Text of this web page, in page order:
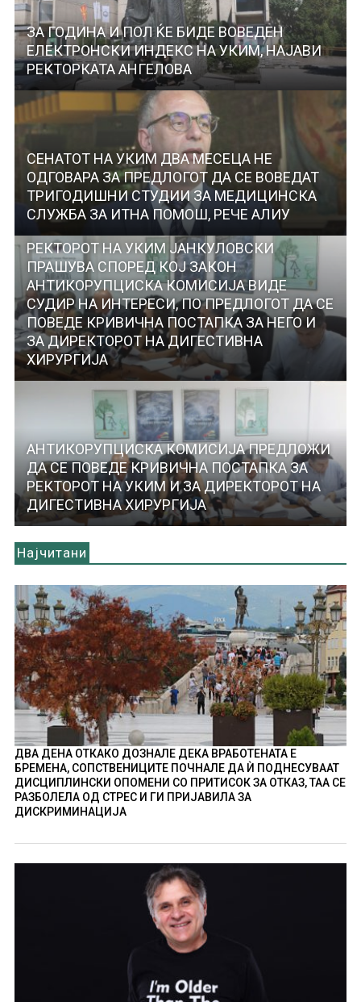
ЗА ГОДИНА И ПОЛ ЌЕ БИДЕ ВОВЕДЕН
ЕЛЕКТРОНСКИ ИНДЕКС НА УКИМ, НАЈАВИ
РЕКТОРКАТА АНГЕЛОВА
СЕНАТОТ НА УКИМ ДВА МЕСЕЦА НЕ
ОДГОВАРА ЗА ПРЕДЛОГОТ ДА СЕ ВОВЕДАТ
ТРИГОДИШНИ СТУДИИ ЗА МЕДИЦИНСКА
СЛУЖБА ЗА ИТНА ПОМОШ, РЕЧЕ АЛИУ
РЕКТОРОТ НА УКИМ ЈАНКУЛОВСКИ
ПРАШУВА СПОРЕД КОЈ ЗАКОН
АНТИКОРУПЦИСКА КОМИСИЈА ВИДЕ
СУДИР НА ИНТЕРЕСИ, ПО ПРЕДЛОГОТ ДА СЕ
ПОВЕДЕ КРИВИЧНА ПОСТАПКА ЗА НЕГО И
ЗА ДИРЕКТОРОТ НА ДИГЕСТИВНА
ХИРУРГИЈА
АНТИКОРУПЦИСКА КОМИСИЈА ПРЕДЛОЖИ
ДА СЕ ПОВЕДЕ КРИВИЧНА ПОСТАПКА ЗА
РЕКТОРОТ НА УКИМ И ЗА ДИРЕКТОРОТ НА
ДИГЕСТИВНА ХИРУРГИЈА
Најчитани
ДВА ДЕНА ОТКАКО ДОЗНАЛЕ ДЕКА ВРАБОТЕНАТА Е
БРЕМЕНА, СОПСТВЕНИЦИТЕ ПОЧНАЛЕ ДА Ѝ ПОДНЕСУВААТ
ДИСЦИПЛИНСКИ ОПОМЕНИ СО ПРИТИСОК ЗА ОТКАЗ, ТАА СЕ
РАЗБОЛЕЛА ОД СТРЕС И ГИ ПРИЈАВИЛА ЗА
ДИСКРИМИНАЦИЈА